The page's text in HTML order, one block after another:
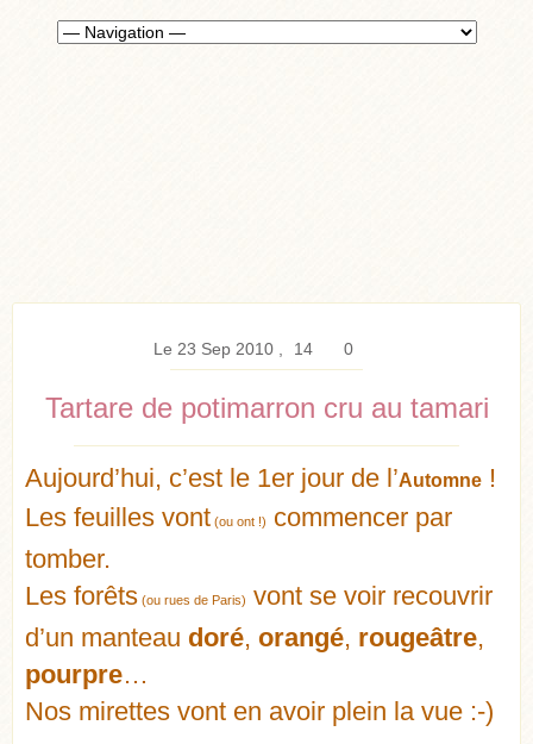
Le 23 Sep 2010 14 0
Tartare de potimarron cru au tamari
Aujourd’hui, c’est le 1er jour de l’Automne !
Les feuilles vont (ou ont !)
commencer par
tomber.
Les forêts (ou rues de Paris) vont se voir recouvrir
d’un manteau doré, orangé, rougeâtre,
pourpre…
Nos mirettes vont en avoir plein la vue :-)